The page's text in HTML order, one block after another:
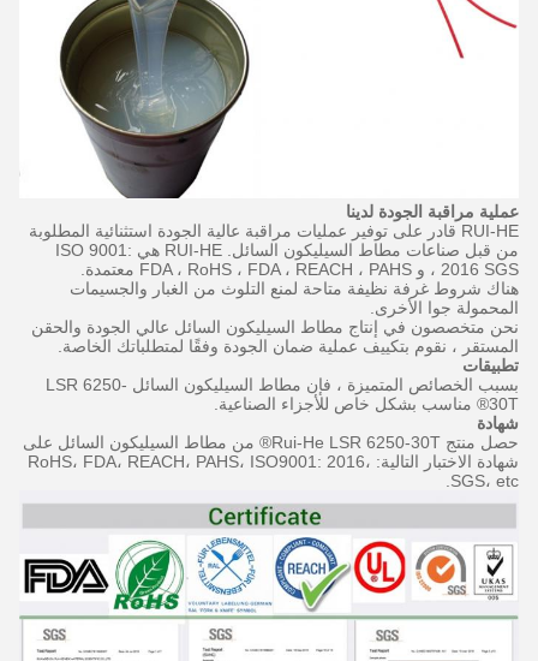
عملية مراقبة الجودة لدينا
RUI-HE قادر على توفير عمليات مراقبة عالية الجودة استثنائية المطلوبة
من قبل صناعات مطاط السيليكون السائل.
RUI-HE هي ISO 9001:
2016 SGS ، و FDA ، RoHS ، FDA ، REACH ، PAHS معتمدة.
هناك شروط غرفة نظيفة متاحة لمنع التلوث من الغبار والجسيمات
المحمولة جوا الأخرى.
نحن متخصصون في إنتاج مطاط السيليكون السائل عالي الجودة والحقن
المستقر ، نقوم بتكييف عملية ضمان الجودة وفقًا لمتطلباتك الخاصة.
تطبيقات
بسبب الخصائص المتميزة
، فإن مطاط السيليكون السائل LSR 6250-
30T® مناسب بشكل خاص للأجزاء الصناعية.
شهادة
حصل منتج Rui-He LSR 6250-30T® من مطاط السيليكون السائل على
شهادة الاختبار التالية: RoHS، FDA، REACH، PAHS، ISO9001: 2016،
SGS، etc.